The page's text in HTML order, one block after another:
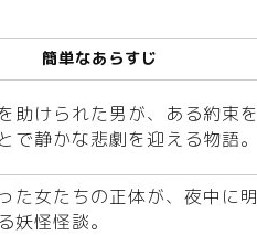
簡単なあらすじ
助けられた男が、ある約束を
で静かな悲劇を迎える物語。
た女たちの正体が、夜中に明
妖怪怪談。